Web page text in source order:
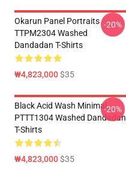
Okarun Panel Portraits
TTPM2304 Washed
Dandadan T-Shirts
₩4,823,000$35
-20%
Black Acid Wash Minimal
PTTT1304 Washed Dandadan
T-Shirts
₩4,823,000$35
-20%